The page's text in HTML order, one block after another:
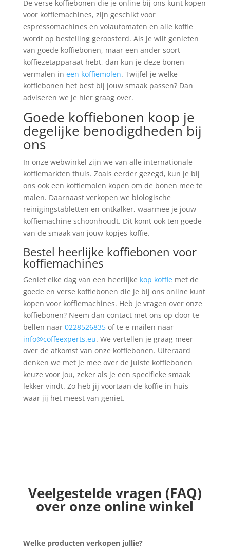
De verse koffiebonen die je online bij ons kunt kopen
voor koffiemachines, zijn geschikt voor
espressomachines en volautomaten en alle koffie
wordt op bestelling geroosterd. Als je wilt genieten
van goede koffiebonen, maar een ander soort
koffiezetapparaat hebt, dan kun je deze bonen
vermalen in een koffiemolen. Twijfel je welke
koffiebonen het best bij jouw smaak passen? Dan
adviseren we je hier graag over.
Goede koffiebonen koop je
degelijke benodigdheden bij
ons
In onze webwinkel zijn we van alle internationale
koffiemarkten thuis. Zoals eerder gezegd, kun je bij
ons ook een koffiemolen kopen om de bonen mee te
malen. Daarnaast verkopen we biologische
reinigingstabletten en ontkalker, waarmee je jouw
koffiemachine schoonhoudt. Dit komt ook ten goede
van de smaak van jouw kopjes koffie.
Bestel heerlijke koffiebonen voor
koffiemachines
Geniet elke dag van een heerlijke kop koffiemet de
goede en verse koffiebonen die je bij ons online kunt
kopen voor koffiemachines. Heb je vragen over onze
koffiebonen? Neem dan contact met ons op door te
bellen naar 0228526835of te e-mailen naar
info@coffeexperts.eu. We vertellen je graag meer
over de afkomst van onze koffiebonen. Uiteraard
denken we met je mee over de juiste koffiebonen
keuze voor jou, zeker als je een specifieke smaak
lekker vindt. Zo heb jij voortaan de koffie in huis
waar jij het meest van geniet.​
Veelgestelde vragen (FAQ)
over onze online winkel
Welke producten verkopen jullie?